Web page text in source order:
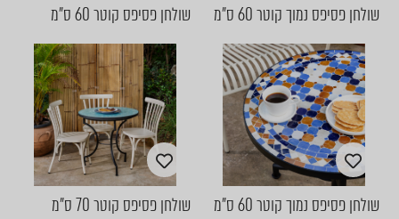
שולחן פסיפס נמוך קוטר 60 ס"מ שולחן פסיפס קוטר 60 ס"מ
שולחן פסיפס נמוך קוטר 60 ס"מ שולחן פסיפס קוטר 70 ס"מ